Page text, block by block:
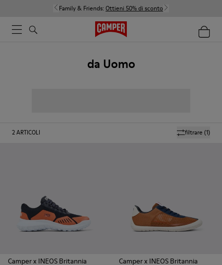
Family & Friends: Ottieni 50% di sconto
da Uomo
filtrare (1)
2ARTICOLI
Camper x INEOS Britannia
Camper x INEOS Britannia